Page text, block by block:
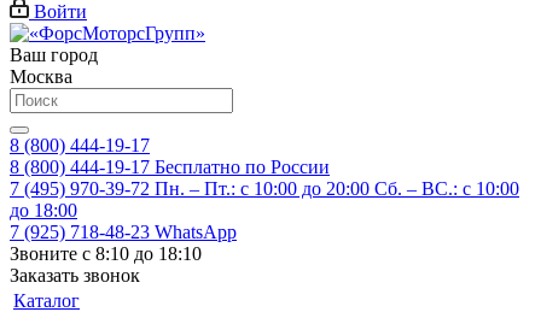
Войти
Ваш город
Москва
8 (800) 444-19-17
8 (800) 444-19-17 Бесплатно по России
7 (495) 970-39-72 Пн. – Пт.: с 10:00 до 20:00 Сб. – ВС.: c 10:00
до 18:00
7 (925) 718-48-23 WhatsApp
Звоните с 8:10 до 18:10
Заказать звонок
Каталог